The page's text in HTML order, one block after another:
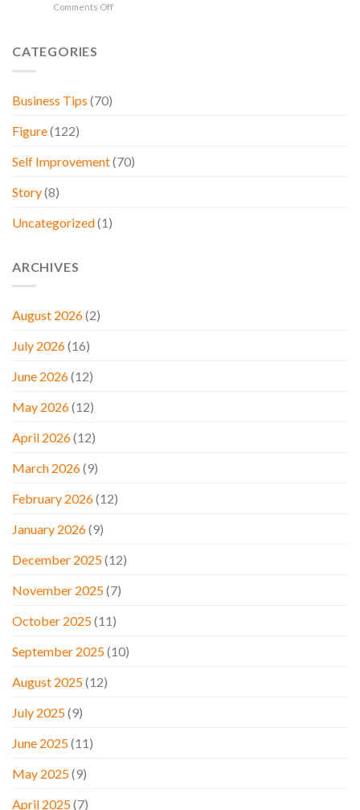
Bisnis,
Comments Offon
CATEGORIES
Business Tips (70)
Figure(122)
Self Improvement(70)
Story(8)
Uncategorized(1)
ARCHIVES
August 2026(2)
July 2026(16)
June 2026(12)
May 2026(12)
April 2026(12)
March 2026(9)
February 2026(12)
January 2026(9)
December 2025(12)
November 2025(7)
October 2025(11)
September 2025(10)
August 2025(12)
July 2025(9)
June 2025(11)
May 2025(9)
April 2025(7)